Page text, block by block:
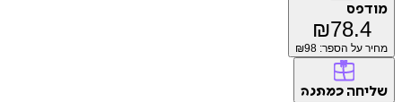
₪
על הספר: ₪98
כמתנה